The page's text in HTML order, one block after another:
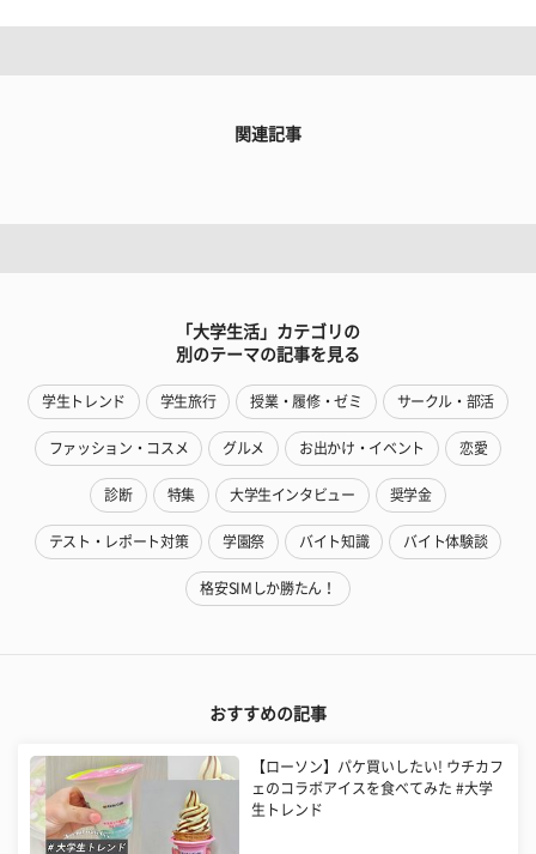
関連記事
「大学生活」カテゴリの
別のテーマの記事を見る
学生トレンド 学生旅行 授業・履修・ゼミ サークル・部活
ファッション・コスメ グルメ お出かけ・イベント 恋愛
診断 特集 大学生インタビュー 奨学金
テスト・レポート対策 学園祭 バイト知識 バイト体験談
格安SIMしか勝たん！
おすすめの記事
【ローソン】パケ買いしたい! ウチカフ
ェのコラボアイスを食べてみた #大学
生トレンド